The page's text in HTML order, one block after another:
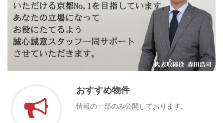
おすすめ物件
情報の一部のみ公開しております。